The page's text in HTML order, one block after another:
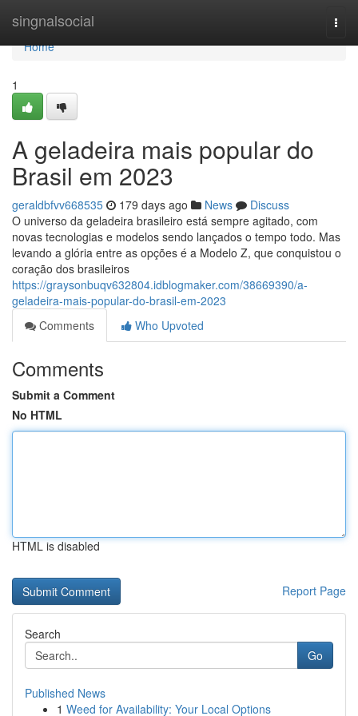
singnalsocial
Home
Home
1
A geladeira mais popular do
Brasil em 2023
geraldbfvv668535 179 days ago News
Discuss
O universo da geladeira brasileiro está sempre agitado, com
novas tecnologias e modelos sendo lançados o tempo todo. Mas
levando a glória entre as opções é a Modelo Z, que conquistou o
coração dos brasileiros
https://graysonbuqv632804.idblogmaker.com/38669390/a-
geladeira-mais-popular-do-brasil-em-2023
Comments
Who Upvoted
Comments
Submit a Comment
No HTML
HTML is disabled
Report Page
Search
Go
Published News
1 Weed for Availability: Your Local Options